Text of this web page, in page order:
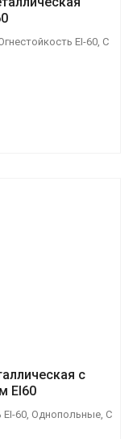
EI-60, С
с
EI60
60, Однопольные, С